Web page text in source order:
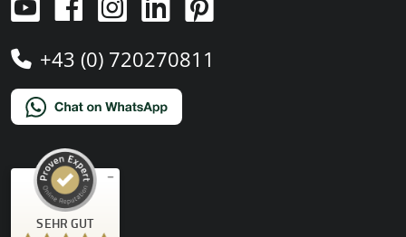
+43 (0) 720270811
SEHR GUT
Kundenbewertungen und Erfahrungen zu
Profile
)